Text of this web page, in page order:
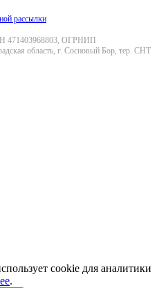
рассылки
471403968803, ОГРНИП
область, г. Сосновый Бор, тер. СНТ
cookie для аналитики
.